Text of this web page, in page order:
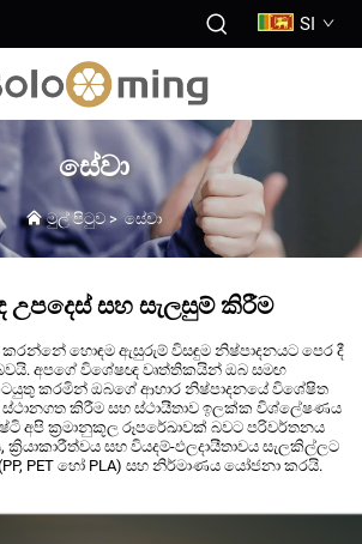
SI
සේවා
මුල් පිටුව >සේවා
සහ සැලසුම් කිරීම
කරන්නේ හොඳම ඇසුරුම් විසඳුම නිෂ්පාදනයට පෙර දී
අපගේ විශේෂඥ වෘත්තිකයින් ඔබ සමඟ
කරමින් ඔබගේ ආහාර නිෂ්පාදනයේ විශේෂිත
ස්ථානගත කිරීම සහ ස්ථායීතාව ඉලක්ක විශ්ලේෂණය
අපි ක්‍රමානුකූල රූපරේඛාවක් බවට පරිවර්තනය
සහ වියදම්-ඵලදායීතාවය සැලකිල්ලට
PET හෝ PLA) සහ නිර්මාණය යෝජනා කරයි.